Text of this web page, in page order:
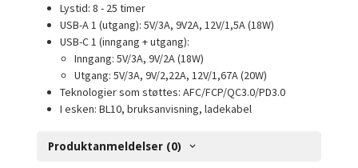
Lystid: 8 - 25 timer
USB-A 1 (utgang): 5V/3A, 9V2A, 12V/1,5A (18W)
USB-C 1 (inngang + utgang):
Inngang: 5V/3A, 9V/2A (18W)
Utgang: 5V/3A, 9V/2,22A, 12V/1,67A (20W)
Teknologier som støttes: AFC/FCP/QC3.0/PD3.0
I esken: BL10, bruksanvisning, ladekabel
Produktanmeldelser (0)